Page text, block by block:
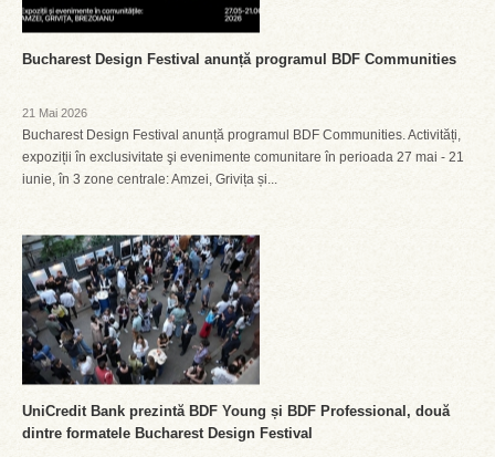
Bucharest Design Festival anunță programul BDF Communities
21 Mai 2026
Bucharest Design Festival anunță programul BDF Communities. Activități,
expoziții în exclusivitate şi evenimente comunitare în perioada 27 mai - 21
iunie, în 3 zone centrale: Amzei, Grivița și...
UniCredit Bank prezintă BDF Young și BDF Professional, două
dintre formatele Bucharest Design Festival